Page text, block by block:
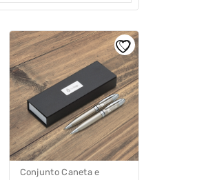
Conjunto Caneta e